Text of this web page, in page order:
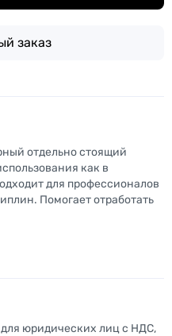
заказ
отдельно стоящий
как в
для профессионалов
Помогает отработать
юридических лиц с НДС,